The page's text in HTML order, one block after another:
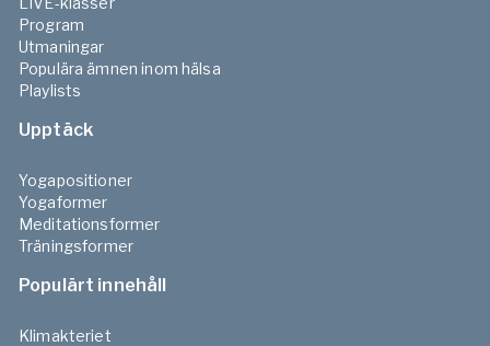
Program
Utmaningar
Populära ämnen inom hälsa
Playlists
Upptäck
Yogapositioner
Yogaformer
Meditationsformer
Träningsformer
Populärt innehåll
Klimakteriet